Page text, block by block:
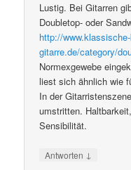
Lustig. Bei Gitarren
Doubletop- oder
http://
gitarre.de/category/
Normexgewebe
liest sich ähnlich wie
In der
umstritten.
Sensibilität.
Antworten ↓